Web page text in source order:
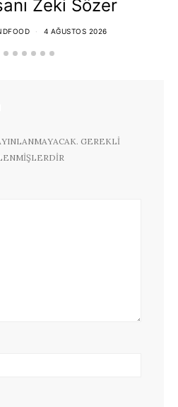
Zeki Sözer
4 AĞUSTOS 2026
GEREKLI